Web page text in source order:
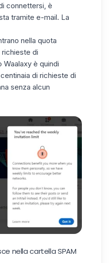
connettersi, è
tramite e-mail. La
nella quota
di
è quindi
di richieste di
senza alcun
nella cartella SPAM